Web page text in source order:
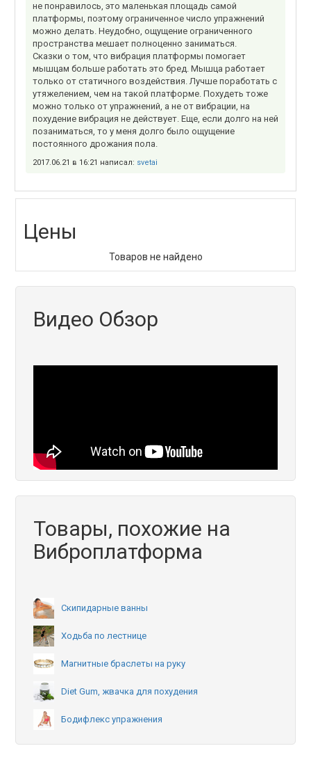
не понравилось, это маленькая площадь самой
платформы, поэтому ограниченное число упражнений
можно делать. Неудобно, ощущение ограниченного
пространства мешает полноценно заниматься.
Сказки о том, что вибрация платформы помогает
мышцам больше работать это бред. Мышца работает
только от статичного воздействия. Лучше поработать с
утяжелением, чем на такой платформе. Похудеть тоже
можно только от упражнений, а не от вибрации, на
похудение вибрация не действует. Еще, если долго на ней
позаниматься, то у меня долго было ощущение
постоянного дрожания пола.
2017.06.21 в 16:21 написал: svetai
Цены
Товаров не найдено
Видео Обзор
Товары, похожие на
Виброплатформа
Скипидарные ванны
Ходьба по лестнице
Магнитные браслеты на руку
Diet Gum, жвачка для похудения
Бодифлекс упражнения